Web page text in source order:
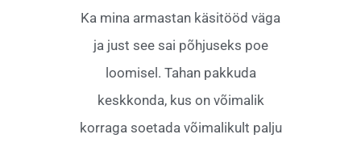
Ka mina armastan käsitööd väga
ja just see sai põhjuseks poe
loomisel. Tahan pakkuda
keskkonda, kus on võimalik
korraga soetada võimalikult palju